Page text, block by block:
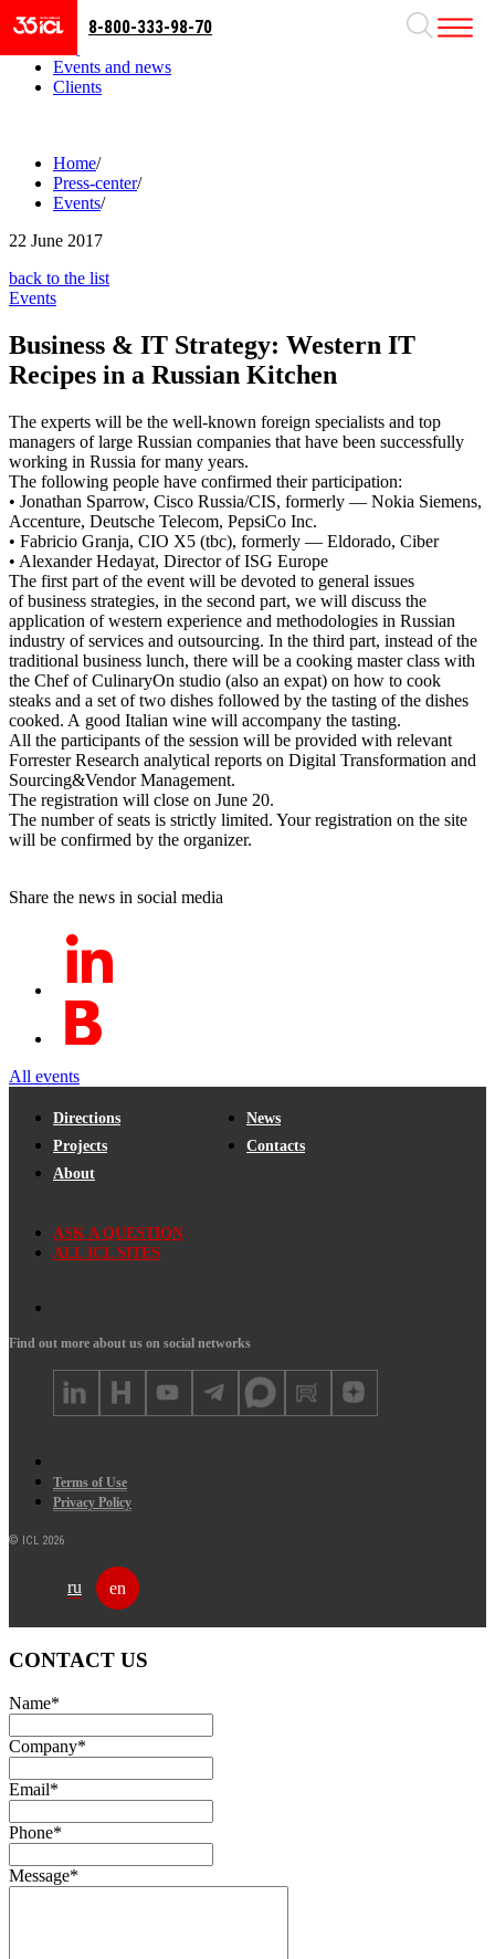
Business areas
Events and news
Clients
8-800-333-98-70
Home/
Press-center/
Events/
22 June 2017
back to the list
Events
Business & IT Strategy: Western IT
Recipes in a Russian Kitchen
The experts will be the well-known foreign specialists and top
managers of large Russian companies that have been successfully
working in Russia for many years.
The following people have confirmed their participation:
• Jonathan Sparrow, Cisco Russia/CIS, formerly — Nokia Siemens,
Accenture, Deutsche Telecom, PepsiCo Inc.
• Fabricio Granja, CIO X5 (tbc), formerly — Eldorado, Ciber
• Alexander Hedayat, Director of ISG Europe
The first part of the event will be devoted to general issues
of business strategies, in the second part, we will discuss the
application of western experience and methodologies in Russian
industry of services and outsourcing. In the third part, instead of the
traditional business lunch, there will be a cooking master class with
the Chef of CulinaryOn studio (also an expat) on how to cook
steaks and a set of two dishes followed by the tasting of the dishes
cooked. A good Italian wine will accompany the tasting.
All the participants of the session will be provided with relevant
Forrester Research analytical reports on Digital Transformation and
Sourcing&Vendor Management.
The registration will close on June 20.
The number of seats is strictly limited. Your registration on the site
will be confirmed by the organizer.
Share the news in social media
All events
Directions
Projects
About
News
Contacts
ASK A QUESTION
ALL ICL SITES
Find out more about us on social networks
Terms of Use
Privacy Policy
© ICL 2026
ru en
CONTACT US
Name*
Company*
Email*
Phone*
Message*